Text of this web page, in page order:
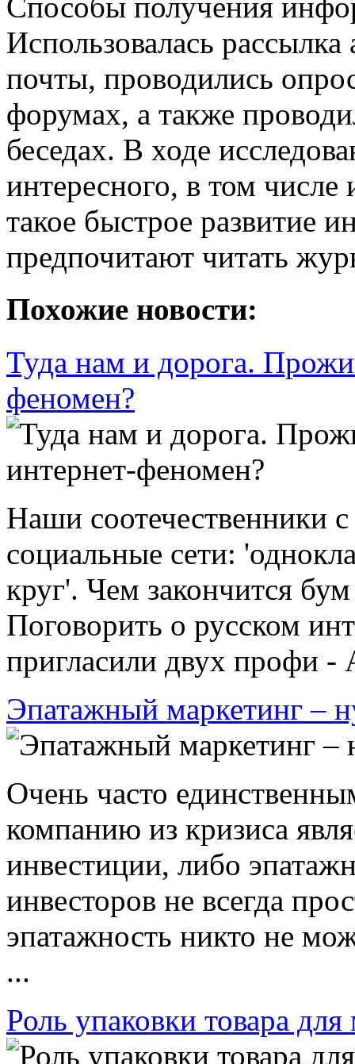
Использовалась
почты, проводились
форумах, а также
беседах. В ходе
интересного, в том числе
такое быстрое развитие
предпочитают читать
Похожие новости:
Туда нам и дорога.
феномен?
Наши соотечественники
социальные сети:
круг'. Чем закончится
Поговорить о русском
пригласили двух профи -
Эпатажный маркетинг –
Очень часто
компанию из кризиса
инвестиции, либо
инвесторов не всегда
эпатажность никто не
...
Роль упаковки товара для